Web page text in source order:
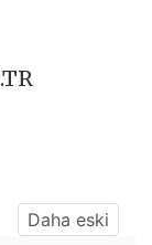
Daha eski